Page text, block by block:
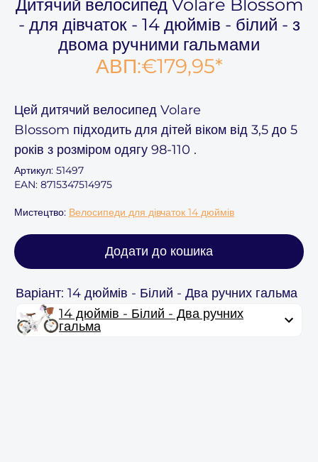
Дитячий велосипед Volare Blossom
- для дівчаток - 14 дюймів - білий - з
двома ручними гальмами
АВП:€179,95*
Цей дитячий велосипед Volare
Blossom підходить для дітей віком від 3,5 до 5
років з розміром одягу 98-110 .
Артикул: 51497
EAN: 8715347514975
Мистецтво: Велосипеди для дівчаток 14 дюймів
Додати до кошика
Варіант: 14 дюймів - Білий - Два ручних гальма
14 дюймів - Білий - Два ручних
гальма